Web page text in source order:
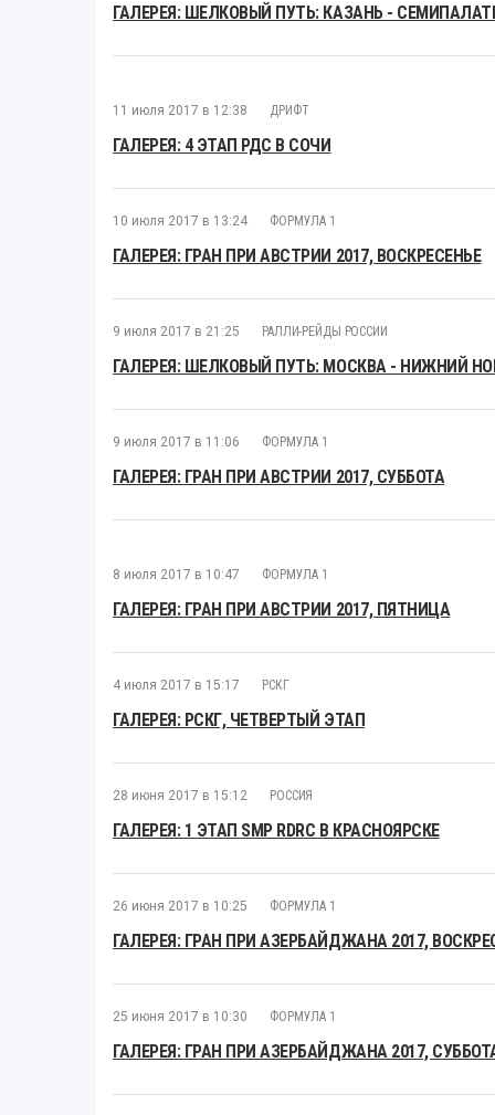
ГАЛЕРЕЯ: ШЕЛКОВЫЙ ПУТЬ: КАЗАНЬ -
11 июля 2017 в 12:38 ДРИФТ
ГАЛЕРЕЯ: 4 ЭТАП РДС В СОЧИ
10 июля 2017 в 13:24 ФОРМУЛА 1
ГАЛЕРЕЯ: ГРАН ПРИ АВСТРИИ 2017, ВОСКРЕСЕНЬЕ
9 июля 2017 в 21:25 РАЛЛИ-РЕЙДЫ РОССИИ
ГАЛЕРЕЯ: ШЕЛКОВЫЙ ПУТЬ: МОСКВА - НИЖНИЙ
9 июля 2017 в 11:06 ФОРМУЛА 1
ГАЛЕРЕЯ: ГРАН ПРИ АВСТРИИ 2017, СУББОТА
8 июля 2017 в 10:47 ФОРМУЛА 1
ГАЛЕРЕЯ: ГРАН ПРИ АВСТРИИ 2017, ПЯТНИЦА
4 июля 2017 в 15:17 РСКГ
ГАЛЕРЕЯ: РСКГ, ЧЕТВЕРТЫЙ ЭТАП
28 июня 2017 в 15:12 РОССИЯ
ГАЛЕРЕЯ: 1 ЭТАП SMP RDRC В КРАСНОЯРСКЕ
26 июня 2017 в 10:25 ФОРМУЛА 1
ГАЛЕРЕЯ: ГРАН ПРИ АЗЕРБАЙДЖАНА 2017,
25 июня 2017 в 10:30 ФОРМУЛА 1
ГАЛЕРЕЯ: ГРАН ПРИ АЗЕРБАЙДЖАНА 2017,